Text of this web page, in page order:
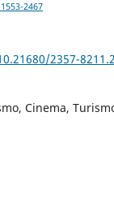
2467
2357-
Cinema,